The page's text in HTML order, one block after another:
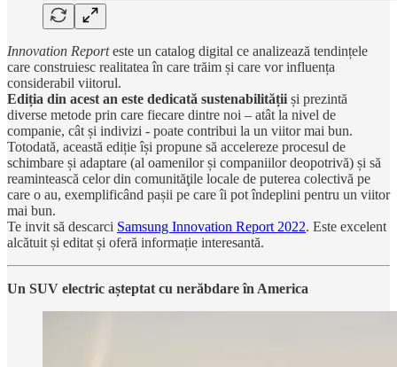
Innovation Reporteste un catalog digital ce analizează tendințele
care construiesc realitatea în care trăim și care vor influența
considerabil viitorul.
Ediția din acest an este dedicată sustenabilității și prezintă
diverse metode prin care fiecare dintre noi – atât la nivel de
companie, cât și indivizi - poate contribui la un viitor mai bun.
Totodată, această ediție își propune să accelereze procesul de
schimbare și adaptare (al oamenilor și companiilor deopotrivă) și să
reamintească celor din comunităţile locale de puterea colectivă pe
care o au, exemplificând pașii pe care îi pot îndeplini pentru un viitor
mai bun.
Te invit să descarci Samsung Innovation Report 2022. Este excelent
alcătuit și editat și oferă informație interesantă.
Un SUV electric așteptat cu nerăbdare în America